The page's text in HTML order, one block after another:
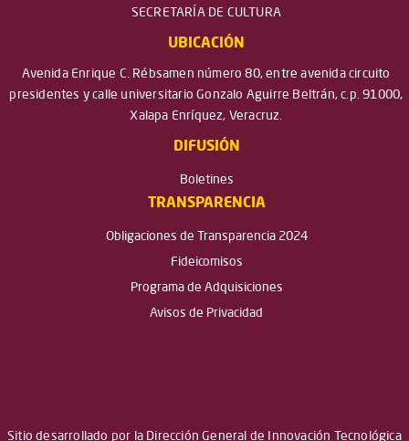
SECRETARÍA DE CULTURA
UBICACIÓN
Avenida Enrique C. Rébsamen número 80, entre avenida circuito
presidentes y calle universitario Gonzalo Aguirre Beltrán, c.p. 91000,
Xalapa Enríquez, Veracruz.
DIFUSIÓN
Boletines
TRANSPARENCIA
Obligaciones de Transparencia 2024
Fideicomisos
Programa de Adquisiciones
Avisos de Privacidad
Sitio desarrollado por la Dirección General de Innovación Tecnológica